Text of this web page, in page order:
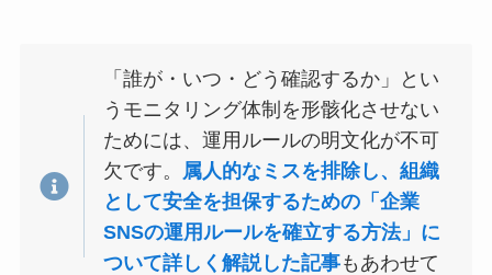
「誰が・いつ・どう確認するか」とい
うモニタリング体制を形骸化させない
ためには、運用ルールの明文化が不可
欠です。 属人的なミスを排除し、組織
として安全を担保するための「企業
SNSの運用ルールを確立する方法」に
ついて詳しく解説した記事もあわせて